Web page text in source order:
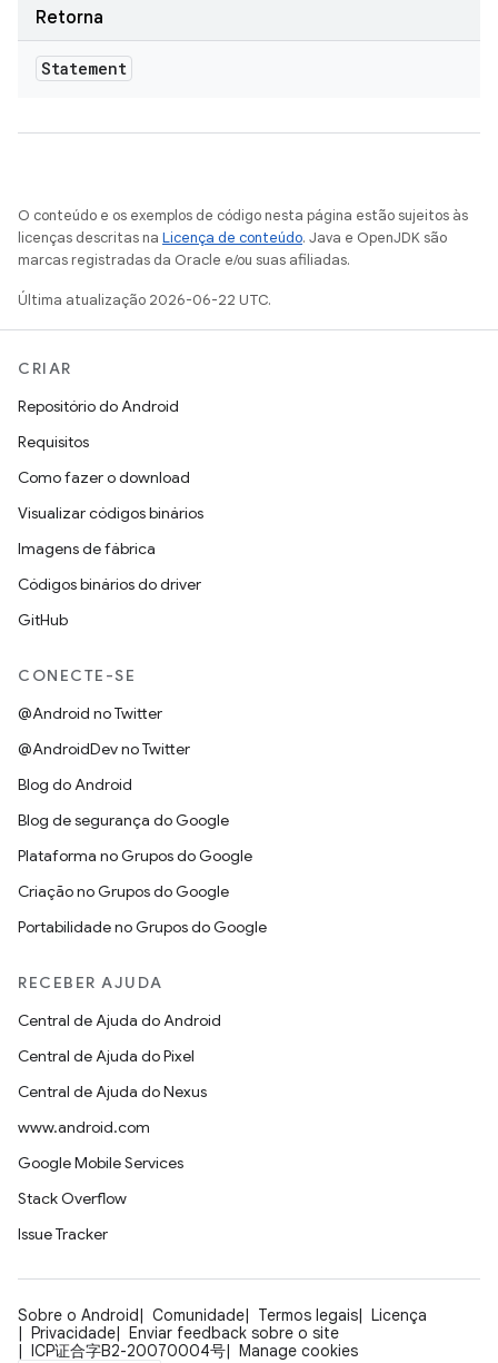
Retorna
Statement
O conteúdo e os exemplos de código nesta página estão sujeitos às
licenças descritas na Licença de conteúdo. Java e OpenJDK são
marcas registradas da Oracle e/ou suas afiliadas.
Última atualização 2026-06-22 UTC.
CRIAR
Repositório do Android
Requisitos
Como fazer o download
Visualizar códigos binários
Imagens de fábrica
Códigos binários do driver
GitHub
CONECTE-SE
@Android no Twitter
@AndroidDev no Twitter
Blog do Android
Blog de segurança do Google
Plataforma no Grupos do Google
Criação no Grupos do Google
Portabilidade no Grupos do Google
RECEBER AJUDA
Central de Ajuda do Android
Central de Ajuda do Pixel
Central de Ajuda do Nexus
www.android.com
Google Mobile Services
Stack Overflow
Issue Tracker
Sobre o Android Comunidade Termos legais
Licença
Privacidade
Enviar feedback sobre o site
ICP证合字B2-20070004号
Manage cookies